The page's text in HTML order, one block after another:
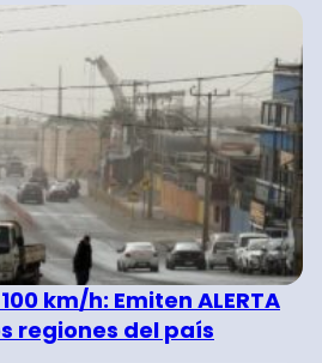
km/h: Emiten ALERTA
regiones del país